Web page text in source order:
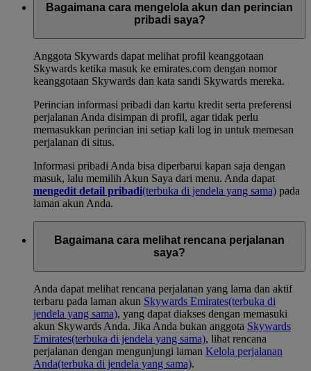
Bagaimana cara mengelola akun dan perincian
pribadi saya?
Anggota Skywards dapat melihat profil keanggotaan
Skywards ketika masuk ke emirates.com dengan nomor
keanggotaan Skywards dan kata sandi Skywards mereka.
Perincian informasi pribadi dan kartu kredit serta preferensi
perjalanan Anda disimpan di profil, agar tidak perlu
memasukkan perincian ini setiap kali log in untuk memesan
perjalanan di situs.
Informasi pribadi Anda bisa diperbarui kapan saja dengan
masuk, lalu memilih Akun Saya dari menu. Anda dapat
mengedit detail pribadi(terbuka di jendela yang sama) pada
laman akun Anda.
Bagaimana cara melihat rencana perjalanan
saya?
Anda dapat melihat rencana perjalanan yang lama dan aktif
terbaru pada laman akun Skywards Emirates(terbuka di
jendela yang sama), yang dapat diakses dengan memasuki
akun Skywards Anda. Jika Anda bukan anggota Skywards
Emirates(terbuka di jendela yang sama), lihat rencana
perjalanan dengan mengunjungi laman Kelola perjalanan
Anda(terbuka di jendela yang sama).